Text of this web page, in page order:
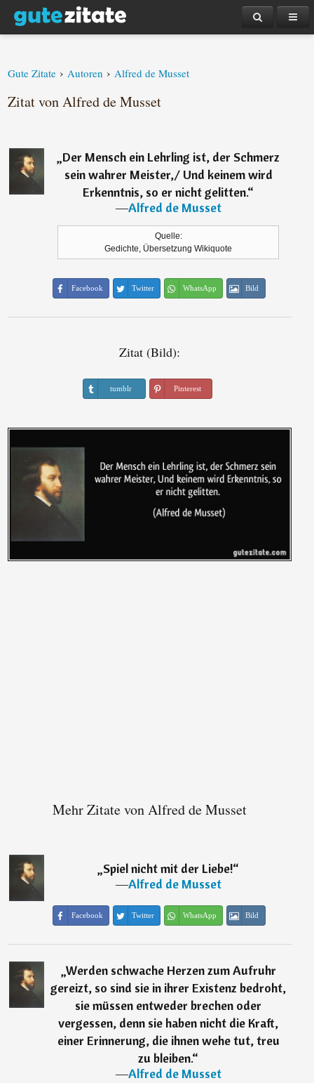
Gute Zitate › Autoren › Alfred de Musset
Zitat von Alfred de Musset
„Der Mensch ein Lehrling ist, der Schmerz
sein wahrer Meister,/ Und keinem wird
Erkenntnis, so er nicht gelitten.“
―Alfred de Musset
Quelle:
Gedichte, Übersetzung Wikiquote
Facebook Twitter WhatsApp Bild
Zitat (Bild):
tumblr Pinterest
Mehr Zitate von Alfred de Musset
„Spiel nicht mit der Liebe!“
―Alfred de Musset
Facebook Twitter WhatsApp Bild
„Werden schwache Herzen zum Aufruhr
gereizt, so sind sie in ihrer Existenz bedroht,
sie müssen entweder brechen oder
vergessen, denn sie haben nicht die Kraft,
einer Erinnerung, die ihnen wehe tut, treu
zu bleiben.“
―Alfred de Musset